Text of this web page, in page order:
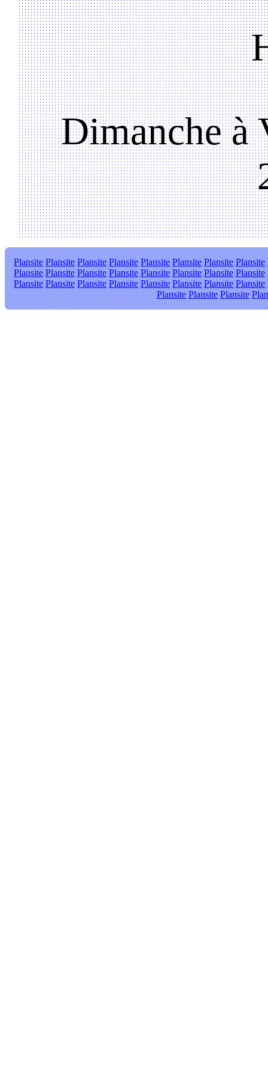
Dimanche à
Plansite Plansite Plansite Plansite Plansite Plansite Plansite Plansite
Plansite Plansite Plansite Plansite Plansite Plansite Plansite Plansite
Plansite Plansite Plansite Plansite Plansite Plansite Plansite Plansite
Plansite Plansite Plansite